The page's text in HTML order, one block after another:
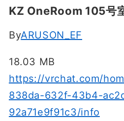
KZ OneRoom 105号
ByARUSON_EF
18.03 MB
https://vrchat.com/
838da-632f-43b4-
92a71e9f91c3/info